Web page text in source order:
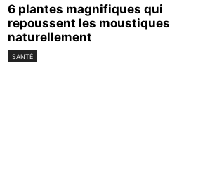
6 plantes magnifiques qui
repoussent les moustiques
naturellement
SANTÉ